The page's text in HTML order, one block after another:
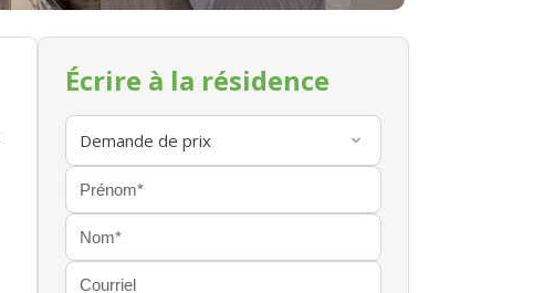
Écrire à la résidence